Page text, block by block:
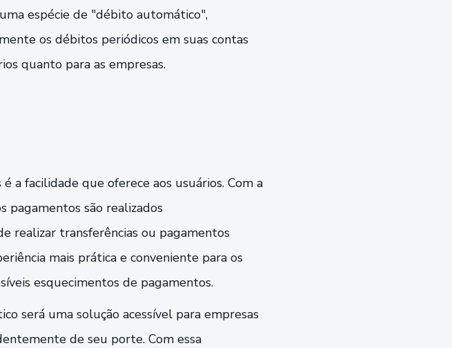
espécie de "débito automático",
os débitos periódicos em suas contas
quanto para as empresas.
a facilidade que oferece aos usuários. Com a
pagamentos são realizados
realizar transferências ou pagamentos
mais prática e conveniente para os
esquecimentos de pagamentos.
será uma solução acessível para empresas
de seu porte. Com essa